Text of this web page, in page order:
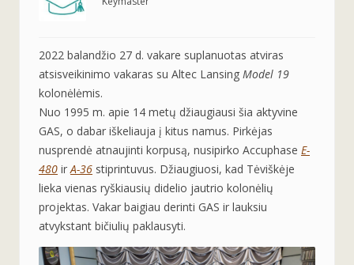
2022 balandžio 27 d. vakare suplanuotas atviras
atsisveikinimo vakaras su Altec Lansing Model 19
kolonėlėmis.
Nuo 1995 m. apie 14 metų džiaugiausi šia aktyvine
GAS, o dabar iškeliauja į kitus namus. Pirkėjas
nusprendė atnaujinti korpusą, nusipirko Accuphase E-
480 irA-36 stiprintuvus. Džiaugiuosi, kad Tėviškėje
lieka vienas ryškiausių didelio jautrio kolonėlių
projektas. Vakar baigiau derinti GAS ir lauksiu
atvykstant bičiulių paklausyti.